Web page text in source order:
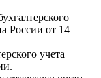
России от 14
учета